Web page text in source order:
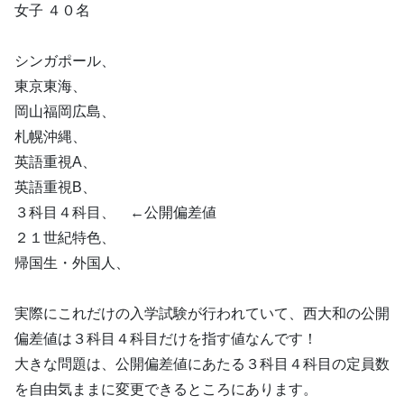
女子 ４０名
シンガポール、
東京東海、
岡山福岡広島、
札幌沖縄、
英語重視A、
英語重視B、
３科目４科目、 ←公開偏差値
２１世紀特色、
帰国生・外国人、
実際にこれだけの入学試験が行われていて、西大和の公開
偏差値は３科目４科目だけを指す値なんです！
大きな問題は、公開偏差値にあたる３科目４科目の定員数
を自由気ままに変更できるところにあります。